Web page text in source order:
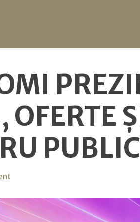
PUBLIC
Xiaomi
prezintă